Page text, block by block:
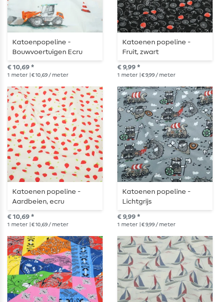
Katoenpopeline -
Bouwvoertuigen Ecru
€ 10,69 *
1 meter | € 10,69 / meter
Katoenen popeline -
Fruit, zwart
€ 9,99 *
1 meter | € 9,99 / meter
Katoenen popeline -
Aardbeien, ecru
€ 10,69 *
1 meter | € 10,69 / meter
Katoenen popeline -
Lichtgrijs
€ 9,99 *
1 meter | € 9,99 / meter